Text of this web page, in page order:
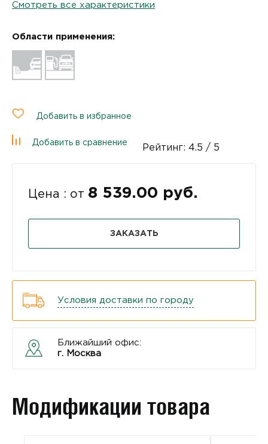
Смотреть все характеристики
Области применения:
Добавить в избранное
Добавить в сравнение
Рейтинг: 4.5 / 5
Цена : от 8 539.00 руб.
ЗАКАЗАТЬ
Условия доставки по городу
Ближайший офис:
г. Москва
Модификации товара